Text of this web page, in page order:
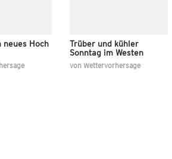
neues Hoch
Trüber und kühler
Sonntag im Westen
von Wettervorhersage